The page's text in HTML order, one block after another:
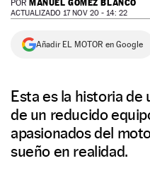
NEWSLETTER
POR MANUEL GÓMEZ BLANCO
ACTUALIZADO 17 NOV 20 - 14: 22
Añadir EL MOTOR en Google
Esta es la historia de
de un reducido
apasionados del
sueño en realidad.